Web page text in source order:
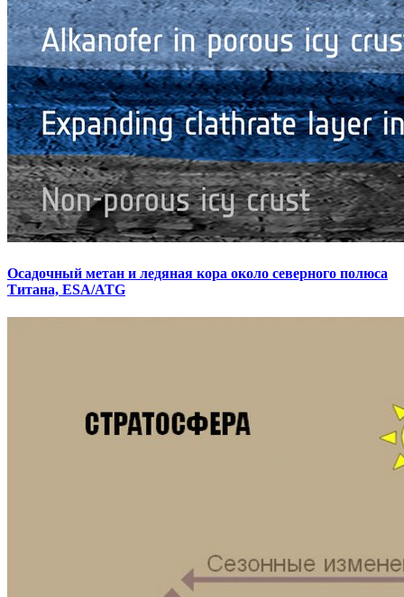
Осадочный метан и ледяная кора около северного полюса
Титана, ESA/ATG